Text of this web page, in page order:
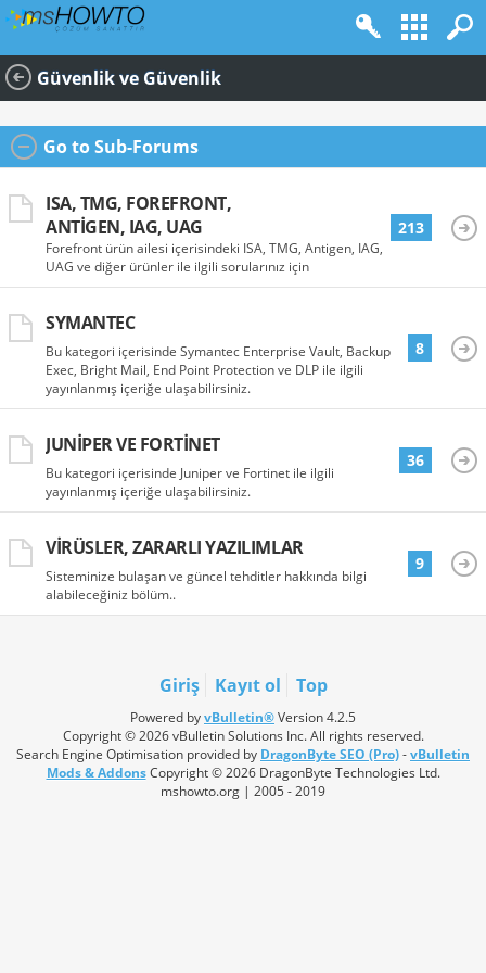
Güvenlik ve Güvenlik
Go to Sub-Forums
ISA, TMG, FOREFRONT,
ANTIGEN, IAG, UAG
Forefront ürün ailesi içerisindeki ISA, TMG, Antigen, IAG,
UAG ve diğer ürünler ile ilgili sorularınız için
213
SYMANTEC
Bu kategori içerisinde Symantec Enterprise Vault, Backup
Exec, Bright Mail, End Point Protection ve DLP ile ilgili
yayınlanmış içeriğe ulaşabilirsiniz.
8
JUNIPER VE FORTINET
Bu kategori içerisinde Juniper ve Fortinet ile ilgili
yayınlanmış içeriğe ulaşabilirsiniz.
36
VIRÜSLER, ZARARLI YAZILIMLAR
Sisteminize bulaşan ve güncel tehditler hakkında bilgi
alabileceğiniz bölüm..
9
Giriş Kayıt ol Top
Powered byvBulletin®Version 4.2.5
Copyright © 2026 vBulletin Solutions Inc. All rights reserved.
Search Engine Optimisation provided by DragonByte SEO (Pro)-vBulletin
Mods & AddonsCopyright © 2026 DragonByte Technologies Ltd.
mshowto.org | 2005 - 2019